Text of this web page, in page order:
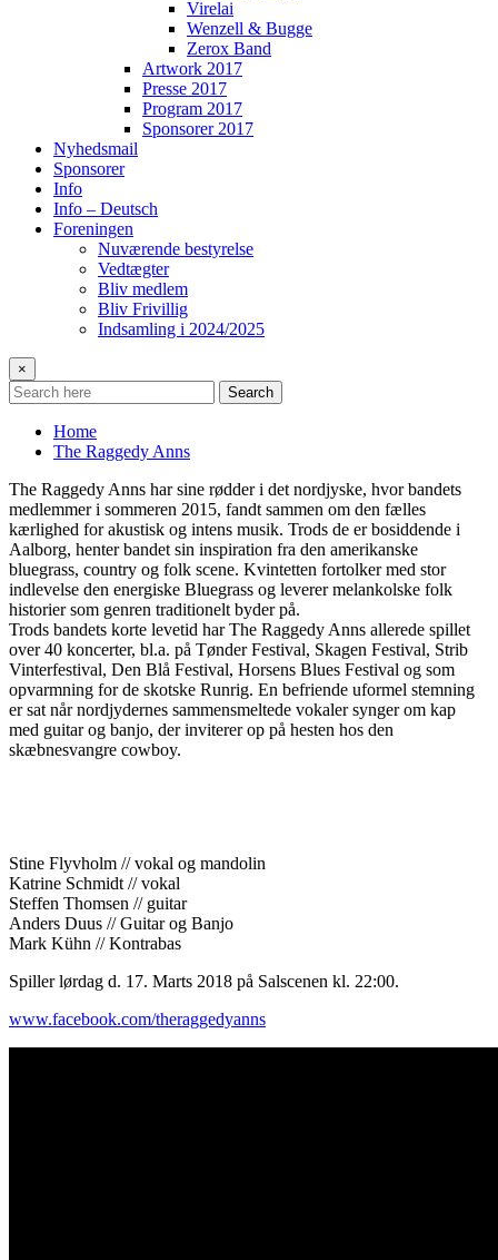
Virelai
Wenzell & Bugge
Zerox Band
Artwork 2017
Presse 2017
Program 2017
Sponsorer 2017
Nyhedsmail
Sponsorer
Info
Info – Deutsch
Foreningen
Nuværende bestyrelse
Vedtægter
Bliv medlem
Bliv Frivillig
Indsamling i 2024/2025
×
Search
Home
The Raggedy Anns
The Raggedy Anns har sine rødder i det nordjyske, hvor bandets
medlemmer i sommeren 2015, fandt sammen om den fælles
kærlighed for akustisk og intens musik. Trods de er bosiddende i
Aalborg, henter bandet sin inspiration fra den amerikanske
bluegrass, country og folk scene. Kvintetten fortolker med stor
indlevelse den energiske Bluegrass og leverer melankolske folk
historier som genren traditionelt byder på.
Trods bandets korte levetid har The Raggedy Anns allerede spillet
over 40 koncerter, bl.a. på Tønder Festival, Skagen Festival, Strib
Vinterfestival, Den Blå Festival, Horsens Blues Festival og som
opvarmning for de skotske Runrig. En befriende uformel stemning
er sat når nordjydernes sammensmeltede vokaler synger om kap
med guitar og banjo, der inviterer op på hesten hos den
skæbnesvangre cowboy.
Stine Flyvholm // vokal og mandolin
Katrine Schmidt // vokal
Steffen Thomsen // guitar
Anders Duus // Guitar og Banjo
Mark Kühn // Kontrabas
Spiller lørdag d. 17. Marts 2018 på Salscenen kl. 22:00.
www.facebook.com/theraggedyanns